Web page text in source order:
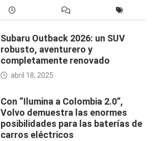
Subaru Outback 2026: un SUV
robusto, aventurero y
completamente renovado
abril 18, 2025
Con “Ilumina a Colombia 2.0”,
Volvo demuestra las enormes
posibilidades para las baterías de
carros eléctricos